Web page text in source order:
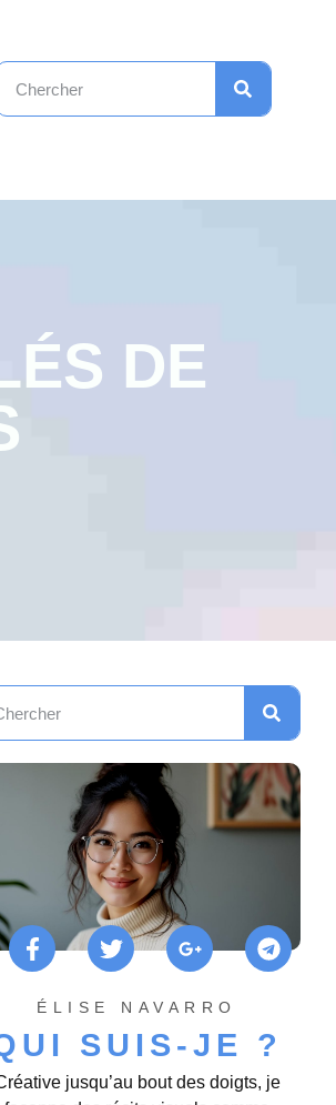
DE
ÉLISE NAVARRO
SUIS-JE ?
jusqu’au bout des doigts, je